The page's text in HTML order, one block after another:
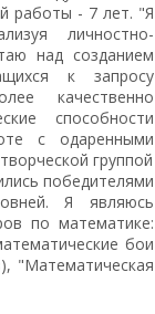
работы - 7 лет. "Я
личностно-
над созданием
к запросу
качественно
способности
с одаренными
группой
победителями
Я являюсь
по математике:
бои
"Математическая